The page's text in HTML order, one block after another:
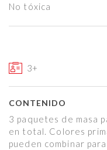
No tóxica
3+
CONTENIDO
3 paquetes de masa
en total. Colores
pueden combinar